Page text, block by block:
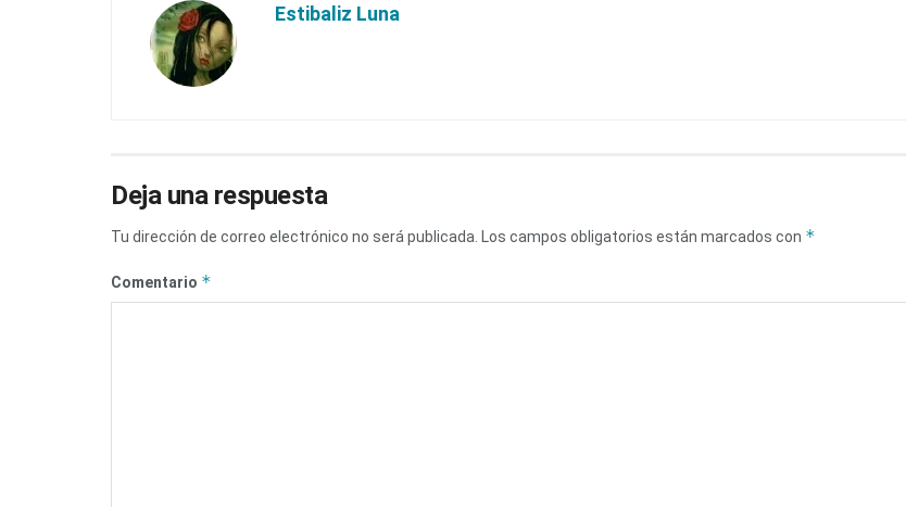
Estibaliz Luna
Deja una respuesta
Tu dirección de correo electrónico no será publicada. Los campos obligatorios están marcados con *
Comentario *